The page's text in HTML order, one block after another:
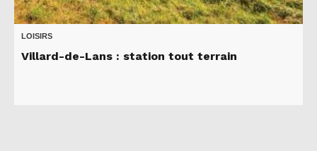
LOISIRS
Villard-de-Lans : station tout terrain